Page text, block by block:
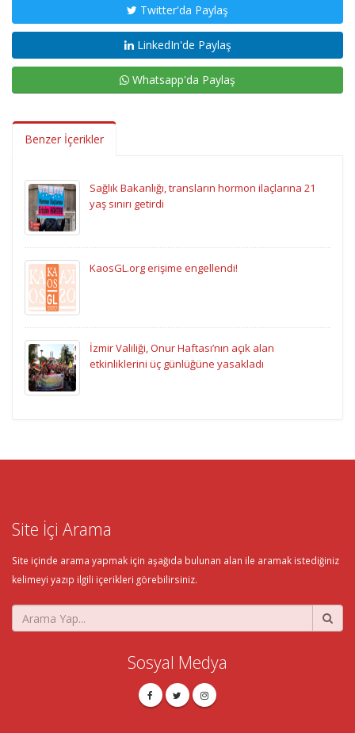
Twitter'da Paylaş
LinkedIn'de Paylaş
Whatsapp'da Paylaş
Benzer İçerikler
Sağlık Bakanlığı, transların hormon ilaçlarına 21
yaş sınırı getirdi
KaosGL.org erişime engellendi!
İzmir Valiliği, Onur Haftası’nın açık alan
etkinliklerini üç günlüğüne yasakladı
Site İçi Arama
Site içinde arama yapmak için aşağıda bulunan alan ile aramak istediğiniz
kelimeyi yazıp ilgili içerikleri görebilirsiniz.
Sosyal Medya